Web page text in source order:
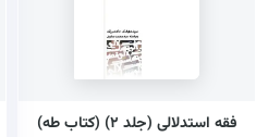
فقه استدلالی (جلد ۲) (کتاب طه)